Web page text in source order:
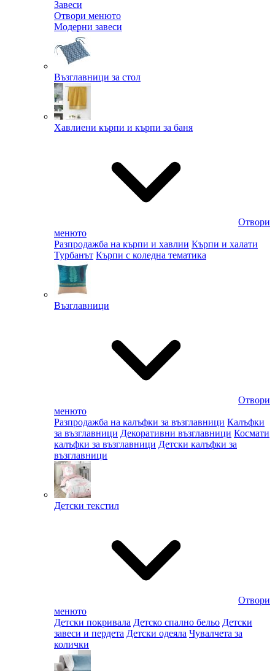
Завеси
Отвори менюто
Модерни завеси
Възглавници за стол
Хавлиени кърпи и кърпи за баня
Отвори
менюто
Разпродажба на кърпи и хавлии Кърпи и халати
Турбанът Кърпи с коледна тематика
Възглавници
Отвори
менюто
Разпродажба на калъфки за възглавници Калъфки
за възглавници Декоративни възглавници Космати
калъфки за възглавници Детски калъфки за
възглавници
Детски текстил
Отвори
менюто
Детски покривала Детско спално бельо Детски
завеси и пердета Детски одеяла Чувалчета за
колички